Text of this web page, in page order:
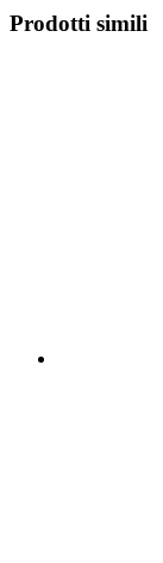
Prodotti simili